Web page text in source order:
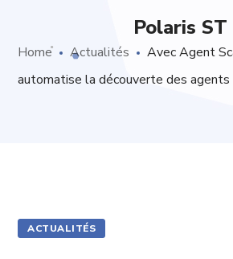
Polaris ST
Home Actualités
Avec Agent
automatise la découverte des
ACTUALITÉS